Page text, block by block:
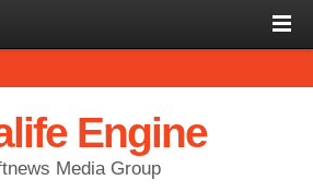
Engine
Media Group